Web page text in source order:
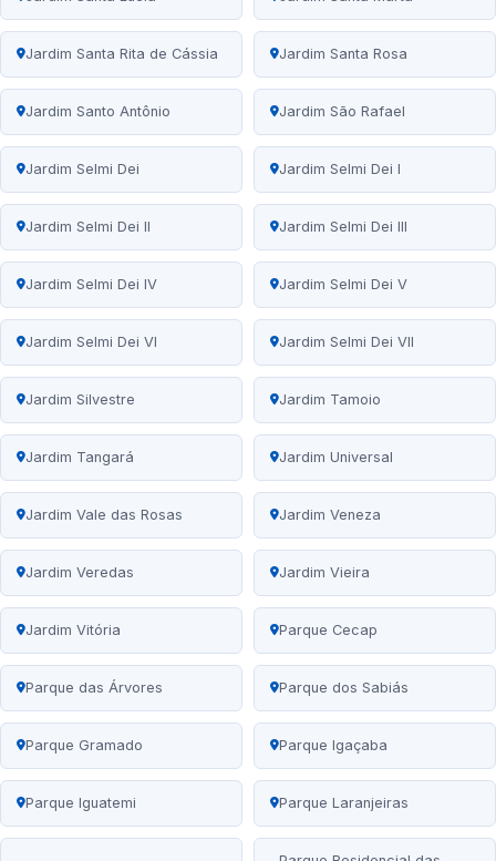
Jardim Santa Rita de Cássia Jardim Santa Rosa
Jardim Santo Antônio Jardim São Rafael
Jardim Selmi Dei Jardim Selmi Dei I
Jardim Selmi Dei II Jardim Selmi Dei III
Jardim Selmi Dei IV Jardim Selmi Dei V
Jardim Selmi Dei VI Jardim Selmi Dei VII
Jardim Silvestre Jardim Tamoio
Jardim Tangará Jardim Universal
Jardim Vale das Rosas Jardim Veneza
Jardim Veredas Jardim Vieira
Jardim Vitória Parque Cecap
Parque das Árvores Parque dos Sabiás
Parque Gramado Parque Igaçaba
Parque Iguatemi Parque Laranjeiras